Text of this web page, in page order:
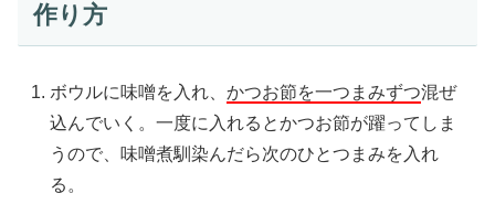
作り方
ボウルに味噌を入れ、かつお節を一つまみずつ混ぜ
込んでいく。一度に入れるとかつお節が躍ってしま
うので、味噌煮馴染んだら次のひとつまみを入れ
る。